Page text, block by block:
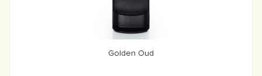
Golden Oud